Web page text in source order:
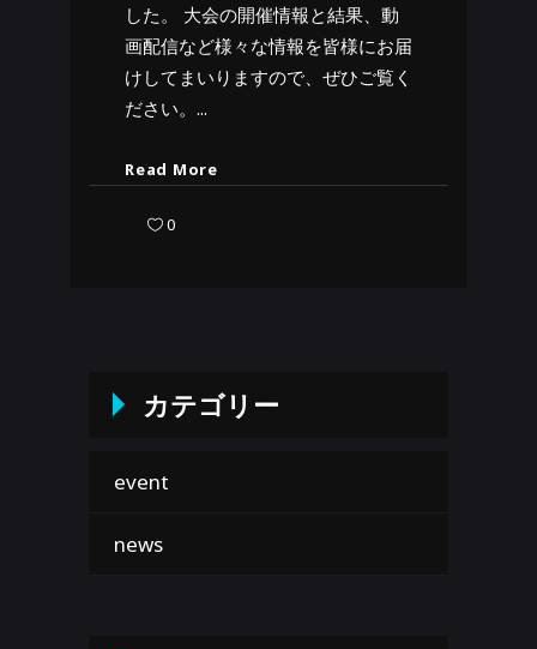
した。 大会の開催情報と結果、動
画配信など様々な情報を皆様にお届
けしてまいりますので、ぜひご覧く
ださい。
Read More
0
カテゴリー
event
news